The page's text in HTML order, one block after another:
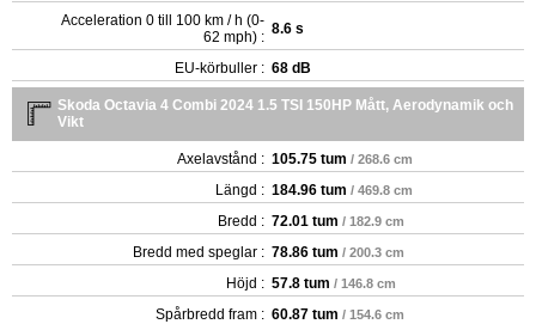
Acceleration 0 till 100 km / h (0-
62 mph) : 8.6 s
EU-körbuller : 68 dB
Skoda Octavia 4 Combi 2024 1.5 TSI 150HP Mått, Aerodynamik och
Vikt
Axelavstånd : 105.75 tum / 268.6 cm
Längd : 184.96 tum / 469.8 cm
Bredd : 72.01 tum / 182.9 cm
Bredd med speglar : 78.86 tum / 200.3 cm
Höjd : 57.8 tum / 146.8 cm
Spårbredd fram : 60.87 tum / 154.6 cm